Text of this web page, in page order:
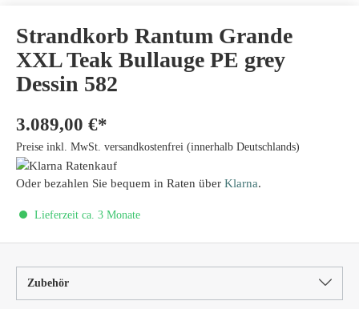
Strandkorb Rantum Grande
XXL Teak Bullauge PE grey
Dessin 582
3.089,00 €*
Preise inkl. MwSt. versandkostenfrei (innerhalb Deutschlands)
Oder bezahlen Sie bequem in Raten über Klarna.
Lieferzeit ca. 3 Monate
Zubehör